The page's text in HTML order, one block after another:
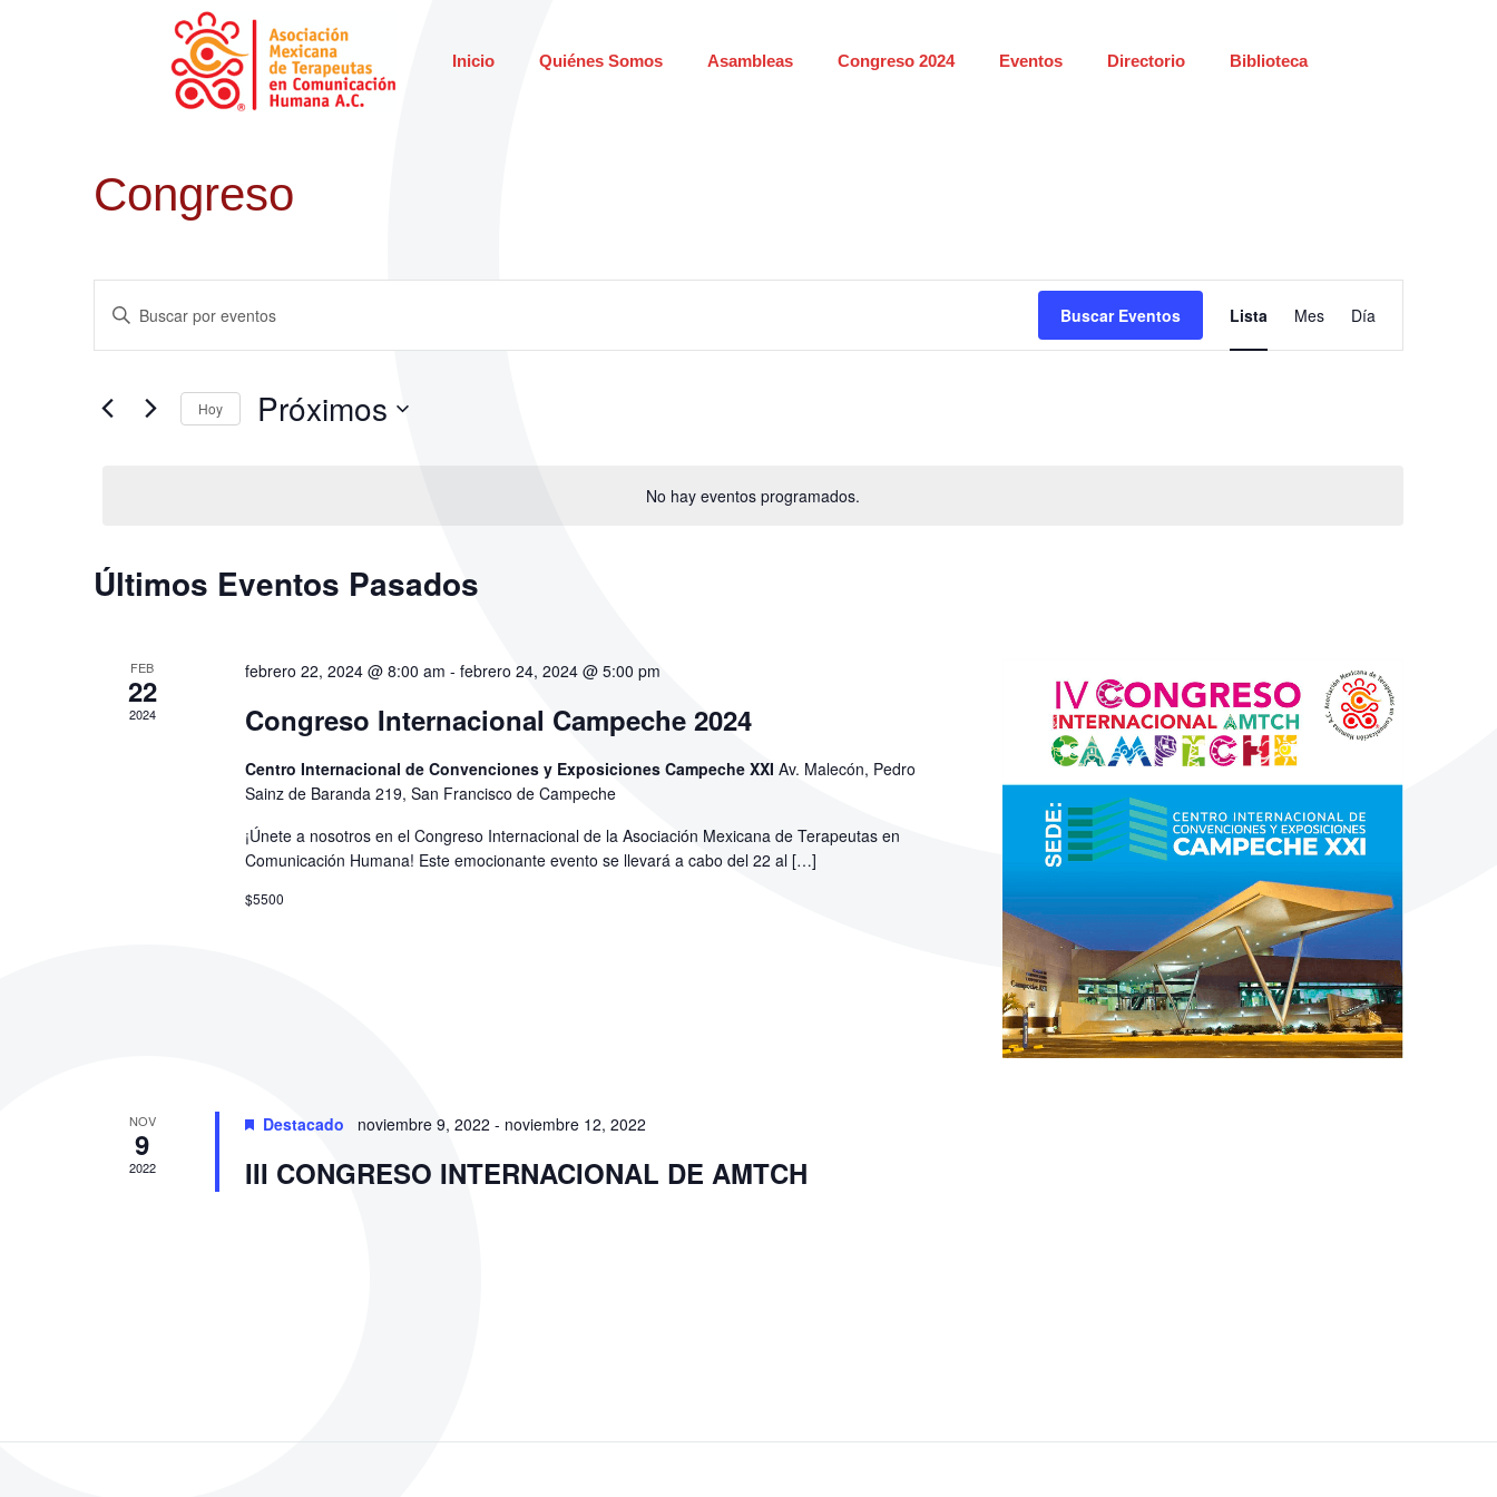
Inicio Quiénes Somos Asambleas Congreso 2024 Eventos Directorio Biblioteca
Congreso
No hay eventos programados.
Navegación
búsqueda
vistas
de
Eventos
Introduce
Busca
clave.
Buscar Eventos
de
Lista Mes Día
Hoy Próximos
Últimos Eventos Pasados
FEB
22
2024
febrero 22, 2024 @ 8:00 am - febrero 24, 2024 @ 5:00 pm
Congreso Internacional Campeche 2024
Centro Internacional de Convenciones y Exposiciones Campeche XXI Av. Malecón, Pedro
Sainz de Baranda 219, San Francisco de Campeche
¡Únete a nosotros en el Congreso Internacional de la Asociación Mexicana de Terapeutas en
Comunicación Humana! Este emocionante evento se llevará a cabo del 22 al[…]
$5500
NOV
9
2022
Destacado noviembre 9, 2022 - noviembre 12, 2022
III CONGRESO INTERNACIONAL DE AMTCH